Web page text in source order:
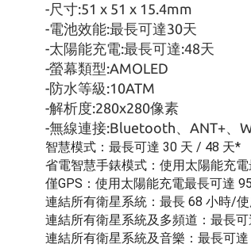
-尺寸:51 x 51 x 15.4mm
-電池效能:最長可達30天
-太陽能充電:最長可達:48天
-螢幕類型:AMOLED
-防水等級:10ATM
-解析度:280x280像素
-無線連接:Bluetooth、ANT+、
智慧模式：最長可達 30 天 / 48 天*
省電智慧手錶模式：使用太陽能充
僅GPS：使用太陽能充電最長可達
連結所有衛星系統：最長 68 小時/
連結所有衛星系統及多頻道：最長
連結所有衛星系統及音樂：最長可